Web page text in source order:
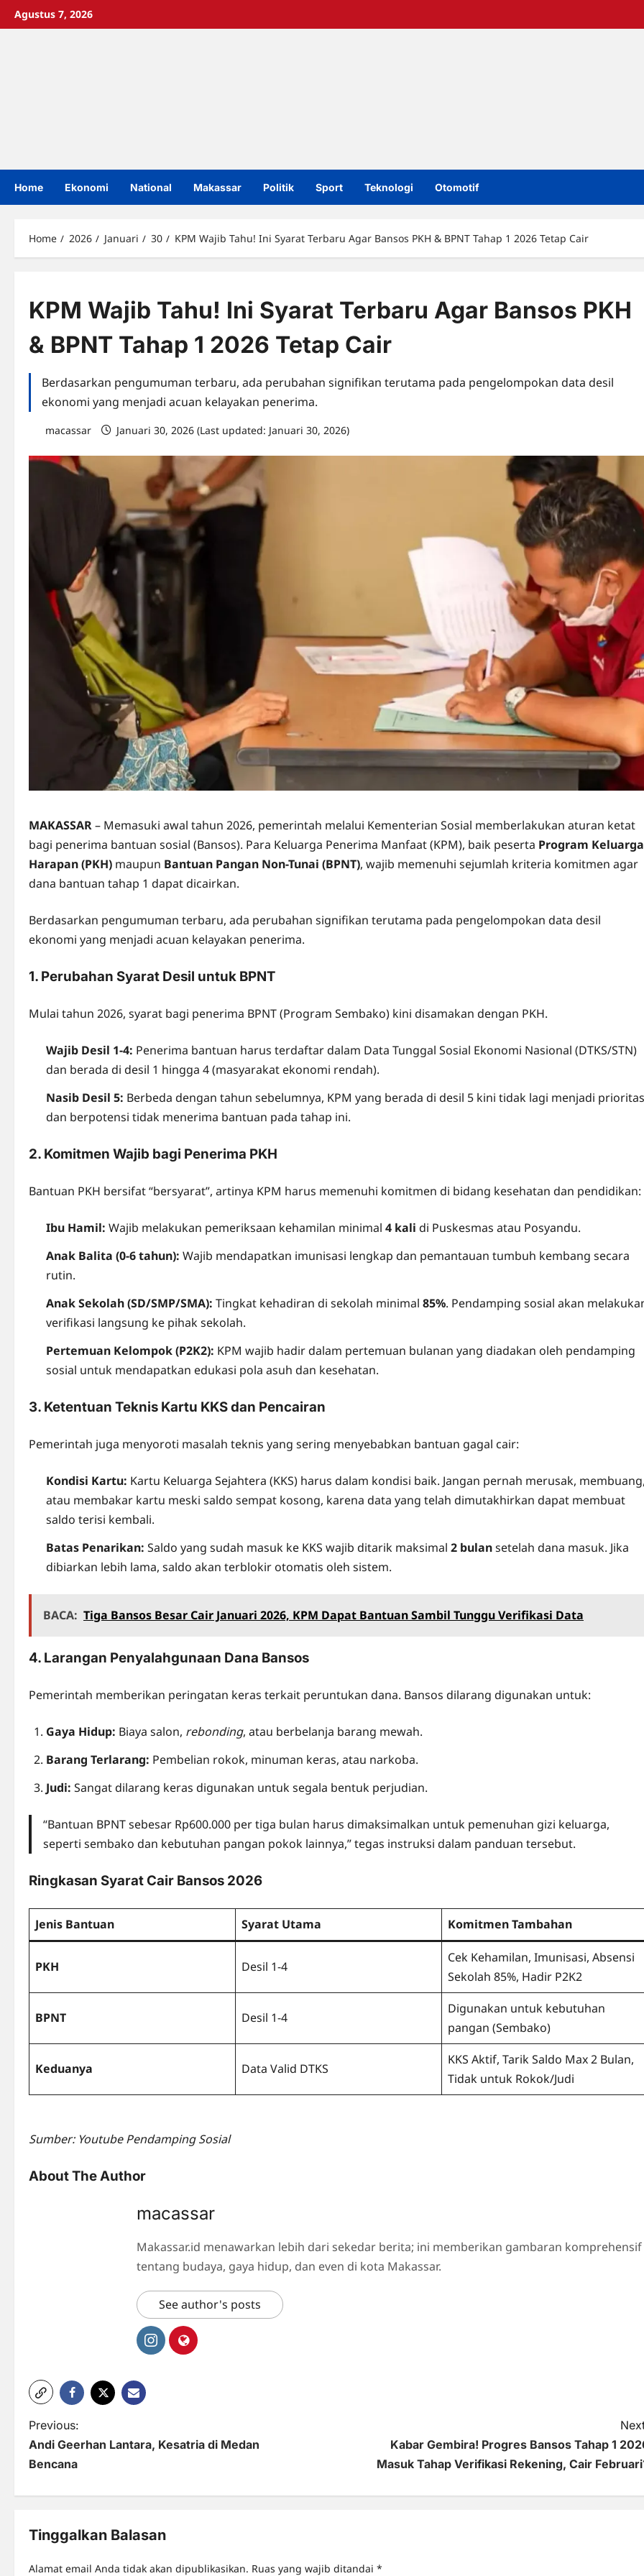
SkipAgustus 7, 2026
Home Ekonomi National Makassar Politik Sport Teknologi Otomotif
Home 2026 Januari 30 KPM Wajib Tahu! Ini Syarat Terbaru Agar Bansos PKH & BPNT Tahap 1 2026 Tetap Cair
KPM Wajib Tahu! Ini Syarat Terbaru Agar Bansos PKH
& BPNT Tahap 1 2026 Tetap Cair
Berdasarkan pengumuman terbaru, ada perubahan signifikan terutama pada pengelompokan data desil
ekonomi yang menjadi acuan kelayakan penerima.
macassar Januari 30, 2026 (Last updated: Januari 30, 2026)
MAKASSAR– Memasuki awal tahun 2026, pemerintah melalui Kementerian Sosial memberlakukan aturan ketat
bagi penerima bantuan sosial (Bansos). Para Keluarga Penerima Manfaat (KPM), baik peserta Program Keluarga
Harapan (PKH) maupun Bantuan Pangan Non-Tunai (BPNT), wajib memenuhi sejumlah kriteria komitmen agar
dana bantuan tahap 1 dapat dicairkan.
Berdasarkan pengumuman terbaru, ada perubahan signifikan terutama pada pengelompokan data desil
ekonomi yang menjadi acuan kelayakan penerima.
1. Perubahan Syarat Desil untuk BPNT
Mulai tahun 2026, syarat bagi penerima BPNT (Program Sembako) kini disamakan dengan PKH.
Wajib Desil 1-4: Penerima bantuan harus terdaftar dalam Data Tunggal Sosial Ekonomi Nasional (DTKS/STN)
dan berada di desil 1 hingga 4 (masyarakat ekonomi rendah).
Nasib Desil 5: Berbeda dengan tahun sebelumnya, KPM yang berada di desil 5 kini tidak lagi menjadi prioritas
dan berpotensi tidak menerima bantuan pada tahap ini.
2. Komitmen Wajib bagi Penerima PKH
Bantuan PKH bersifat “bersyarat”, artinya KPM harus memenuhi komitmen di bidang kesehatan dan pendidikan:
Ibu Hamil: Wajib melakukan pemeriksaan kehamilan minimal 4 kali di Puskesmas atau Posyandu.
Anak Balita (0-6 tahun): Wajib mendapatkan imunisasi lengkap dan pemantauan tumbuh kembang secara
rutin.
Anak Sekolah (SD/SMP/SMA): Tingkat kehadiran di sekolah minimal 85%. Pendamping sosial akan
verifikasi langsung ke pihak sekolah.
Pertemuan Kelompok (P2K2): KPM wajib hadir dalam pertemuan bulanan yang diadakan oleh pendamping
sosial untuk mendapatkan edukasi pola asuh dan kesehatan.
3. Ketentuan Teknis Kartu KKS dan Pencairan
Pemerintah juga menyoroti masalah teknis yang sering menyebabkan bantuan gagal cair:
Kondisi Kartu: Kartu Keluarga Sejahtera (KKS) harus dalam kondisi baik. Jangan pernah merusak,
atau membakar kartu meski saldo sempat kosong, karena data yang telah dimutakhirkan dapat membuat
saldo terisi kembali.
Batas Penarikan: Saldo yang sudah masuk ke KKS wajib ditarik maksimal 2 bulansetelah dana masuk. Jika
dibiarkan lebih lama, saldo akan terblokir otomatis oleh sistem.
BACA: Tiga Bansos Besar Cair Januari 2026, KPM Dapat Bantuan Sambil Tunggu Verifikasi Data
4. Larangan Penyalahgunaan Dana Bansos
Pemerintah memberikan peringatan keras terkait peruntukan dana. Bansos dilarang digunakan untuk:
Gaya Hidup: Biaya salon, rebonding, atau berbelanja barang mewah.
Barang Terlarang: Pembelian rokok, minuman keras, atau narkoba.
Judi: Sangat dilarang keras digunakan untuk segala bentuk perjudian.
“Bantuan BPNT sebesar Rp600.000 per tiga bulan harus dimaksimalkan untuk pemenuhan gizi keluarga,
seperti sembako dan kebutuhan pangan pokok lainnya,” tegas instruksi dalam panduan tersebut.
Ringkasan Syarat Cair Bansos 2026
Jenis Bantuan Syarat Utama Komitmen Tambahan
PKH Desil 1-4
Cek Kehamilan, Imunisasi, Absensi
Sekolah 85%, Hadir P2K2
BPNT Desil 1-4
Digunakan untuk kebutuhan
pangan (Sembako)
Keduanya Data Valid DTKS
KKS Aktif, Tarik Saldo Max 2 Bulan,
Tidak untuk Rokok/Judi
Sumber: Youtube Pendamping Sosial
About The Author
macassar
Makassar.id menawarkan lebih dari sekedar berita; ini memberikan gambaran komprehensif
tentang budaya, gaya hidup, dan even di kota Makassar.
See author's posts
P
o
n
Previous:
Andi Geerhan Lantara, Kesatria di Medan
Bencana
Kabar Gembira! Progres Bansos Tahap 1
Masuk Tahap Verifikasi Rekening, Cair
Tinggalkan Balasan
Alamat email Anda tidak akan dipublikasikan. Ruas yang wajib ditandai *